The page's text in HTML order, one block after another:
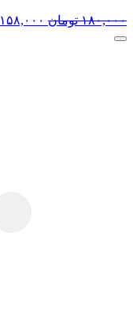
۱۸۰,۰۰۰ تومان ۱۵۸,۰۰۰